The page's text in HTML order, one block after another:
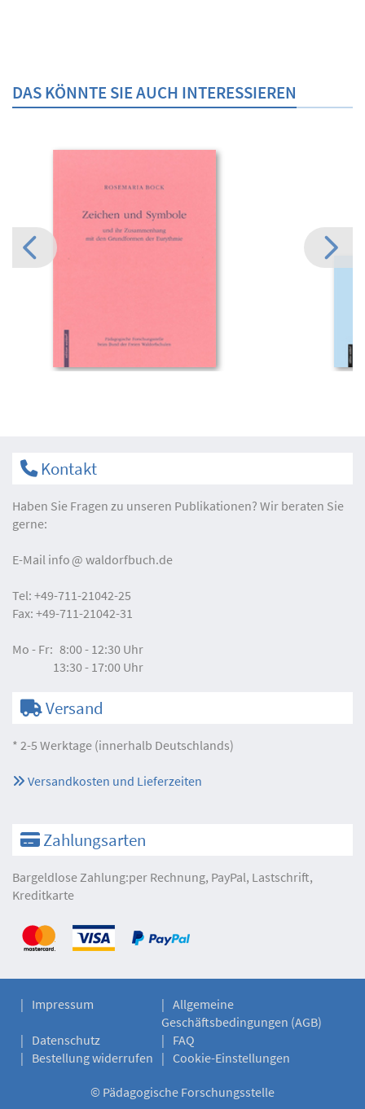
DAS KÖNNTE SIE AUCH INTERESSIEREN
Kontakt
Haben Sie Fragen zu unseren Publikationen? Wir beraten Sie
gerne:
E-Mail info waldorfbuch.de
Tel: +49-711-21042-25
Fax: +49-711-21042-31
Mo - Fr: 8:00 - 12:30 Uhr
13:30 - 17:00 Uhr
Versand
* 2-5 Werktage (innerhalb Deutschlands)
Versandkosten und Lieferzeiten
Zahlungsarten
Bargeldlose Zahlung:per Rechnung, PayPal, Lastschrift,
Kreditkarte
Impressum
Allgemeine
Geschäftsbedingungen (AGB)
Datenschutz
FAQ
Bestellung widerrufen
Cookie-Einstellungen
© Pädagogische Forschungsstelle